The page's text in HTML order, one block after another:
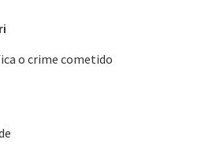
o crime cometido